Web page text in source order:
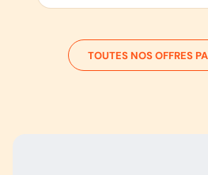
TOUTES NOS OFFRES